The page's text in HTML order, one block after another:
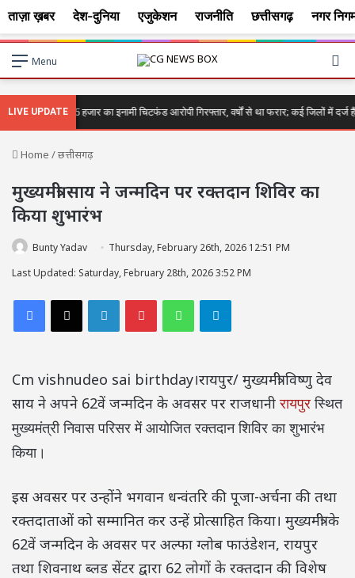
Menu
LIVE UPDATE
News; 5 हजार का इनामी चिटफंड आरोपी गिरफ्तार, वर्षों से था फरार; कई जिलों में दर्ज
Home /छत्तीसगढ़
मुख्यमंत्री साय ने जन्मदिन पर रक्तदान शिविर का
किया शुभारंभ
Bunty Yadav
Thursday, February 26th, 2026 12:51 PM
Last Updated: Saturday, February 28th, 2026 3:52 PM
Facebook
X LinkedInPinterestWhatsAppTelegram
Cm vishnudeo sai birthday।रायपुर/ मुख्यमंत्री विष्णु देव
साय ने अपने 62वें जन्मदिन के अवसर पर राजधानीरायपुरस्थित
मुख्यमंत्री निवास परिसर में आयोजित रक्तदान शिविर का शुभारंभ
किया।
इस अवसर पर उन्होंने भगवान धन्वंतरि की पूजा-अर्चना की तथा
रक्तदाताओं को सम्मानित कर उन्हें प्रोत्साहित किया। मुख्यमंत्री के
62वें जन्मदिन के अवसर पर अल्फा ग्लोब फाउंडेशन, रायपुर
तथा शिवनाथ ब्लड सेंटर द्वारा 62 लोगों के रक्तदान की विशेष
ताज़ा ख़बर देश-दुनिया एजुकेशन राजनीति छत्तीसगढ़ नगर